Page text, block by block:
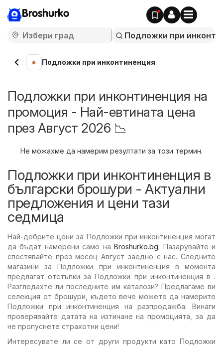
Broshurko
Подложки при инконтиненция
Подложки при инконтиненция на
промоция - Най-евтината цена
през Август 2026 📉
Не можахме да намерим резултати за този термин.
Подложки при инконтиненция в
български брошури - Актуални
предложения и цени тази
седмица
Най-добрите цени за Подложки при инконтиненция могат
да бъдат намерени само наBroshurko.bg. Пазарувайте и
спестявайте през месец Август заедно с нас. Следните
магазини за Подложки при инконтиненция в момента
предлагат отстъпки за Подложки при инконтиненция в .
Разгледахте ли последните им каталози? Предлагаме ви
селекция от брошури, където вече можете да намерите
Подложки при инконтиненция на разпродажба: Винаги
проверявайте датата на изтичане на промоцията, за да
не пропуснете страхотни цени!
Интересувате ли се от други продукти като Подложки